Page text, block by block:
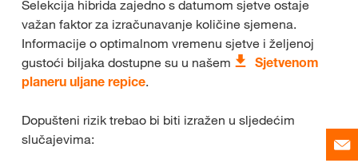
Selekcija hibrida zajedno s datumom sjetve ostaje
važan faktor za izračunavanje količine sjemena.
Informacije o optimalnom vremenu sjetve i željenoj
gustoći biljaka dostupne su u našem
Sjetvenom
planeru uljane repice.
Dopušteni rizik trebao bi biti izražen u sljedećim
slučajevima: